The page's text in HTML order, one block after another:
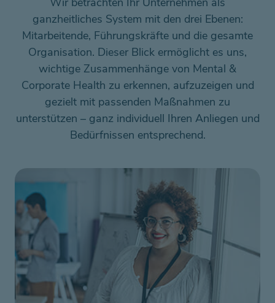
ganzheitliches System mit den drei Ebenen:
Mitarbeitende, Führungskräfte und die gesamte
Organisation. Dieser Blick ermöglicht es uns,
wichtige Zusammenhänge von Mental &
Corporate Health zu erkennen, aufzuzeigen und
gezielt mit passenden Maßnahmen zu
unterstützen – ganz individuell Ihren Anliegen und
Bedürfnissen entsprechend.